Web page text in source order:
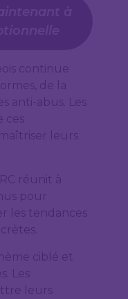
continue
de la
anti-abus. Les
ces
leurs
réunit à
pour
les tendances
ciblé et
Les
leurs